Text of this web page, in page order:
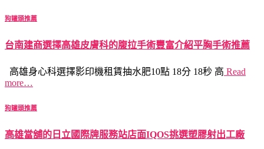
狗罐頭推薦
台南建商選擇高雄皮膚科的腹拉手術豐富介紹平胸手術推薦
高雄身心科選擇影印機租賃抽水肥10點 18分 18秒 高 Read
more…
狗罐頭推薦
高雄當舖的日立國際牌服務站店面IQOS挑選塑膠射出工廠